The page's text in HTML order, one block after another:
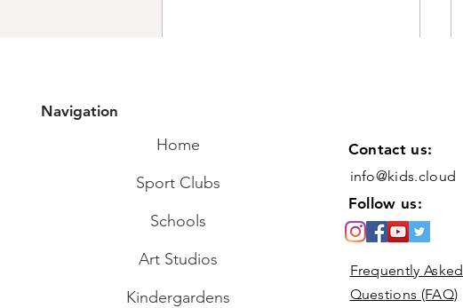
Bricolage pour enfants:
Salon de coiffure feuille
Navigation
Home
Sport Clubs
Schools
Art Studios
Kindergardens
Contact us:
info@kids.cloud
Follow us:
Frequently Asked
Questions (FAQ)